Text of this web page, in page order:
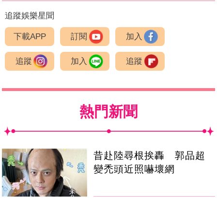
追蹤娛樂星聞
下載APP 訂閱 加入
追蹤 加入 追蹤
熱門新聞
昔赴陸尋根挨轟 郭品超
變禿頭近照嚇壞網